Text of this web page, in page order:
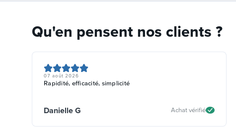
Qu'en pensent nos clients ?
07 août 2026
Rapidité, efficacité, simplicité
Danielle G Achat vérifié
Continuer sans accepter